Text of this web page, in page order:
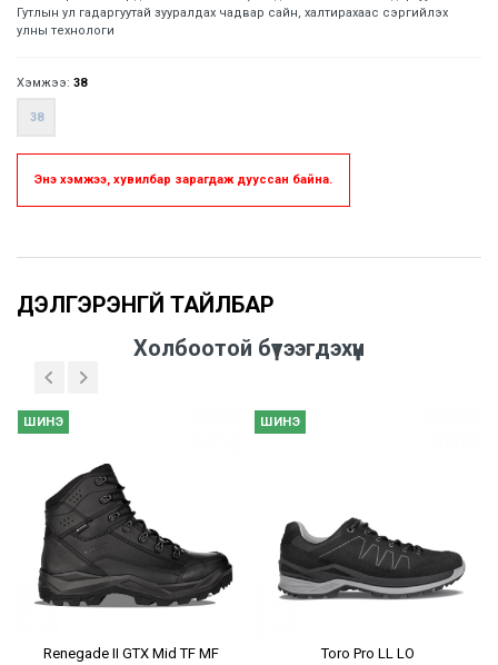
Гутлын ул гадаргуутай зууралдах чадвар сайн, халтирахаас сэргийлэх
улны технологи
Хэмжээ: 38
38
Энэ хэмжээ, хувилбар зарагдаж дууссан байна.
Холбоотой бүтээгдэхүүн
ШИНЭ
Renegade II GTX Mid TF MF
ШИНЭ
Toro Pro LL LO